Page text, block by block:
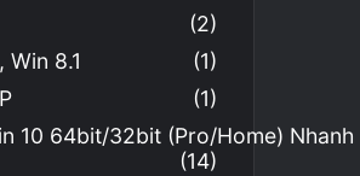
(2)
Win 8.1
(1)
(1)
10 64bit/32bit (Pro/Home)
(14)